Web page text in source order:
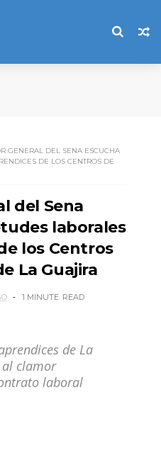
GENERAL DEL SENA ESCUCHA
DE LOS CENTROS DE
del Sena
laborales
los Centros
La Guajira
1 MINUTE READ
de La
al clamor
laboral